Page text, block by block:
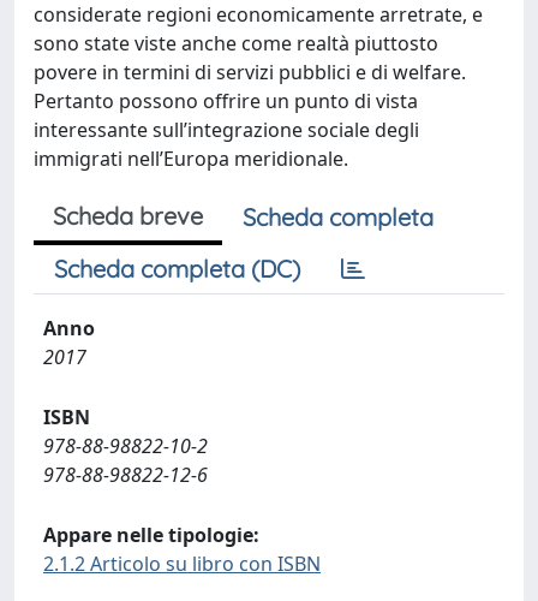
considerate regioni economicamente arretrate, e
sono state viste anche come realtà piuttosto
povere in termini di servizi pubblici e di welfare.
Pertanto possono offrire un punto di vista
interessante sull’integrazione sociale degli
immigrati nell’Europa meridionale.
Scheda breve
Scheda completa
Scheda completa (DC)
Anno
2017
ISBN
978-88-98822-10-2
978-88-98822-12-6
Appare nelle tipologie:
2.1.2 Articolo su libro con ISBN